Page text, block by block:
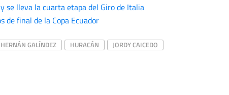
se lleva la cuarta etapa del Giro de Italia
de final de la Copa Ecuador
HERNÁN GALÍNDEZ HURACÁN
JORDY CAICEDO